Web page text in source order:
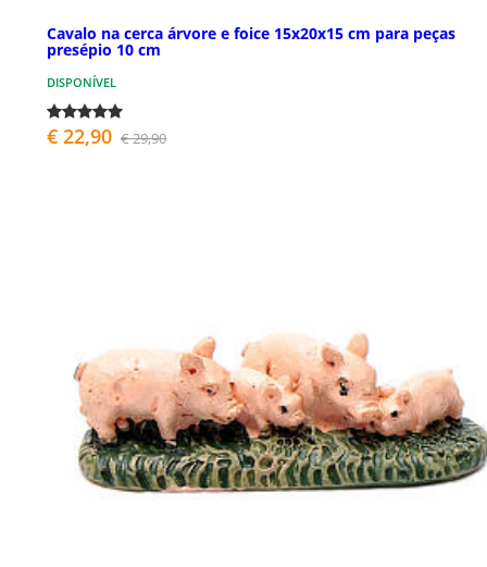
Cavalo na cerca árvore e foice 15x20x15 cm para peças
presépio 10 cm
DISPONÍVEL
€ 22,90 € 29,90